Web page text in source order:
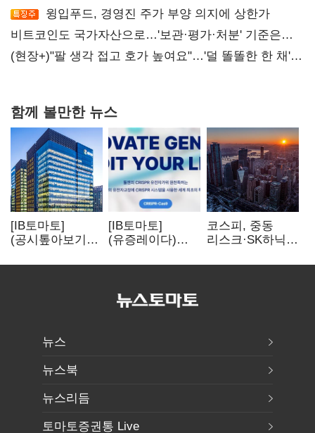
윙입푸드, 경영진 주가 부양 의지에 상한가
비트코인도 국가자산으로…'보관·평가·처분' 기준은
숙제
(현장+)"팔 생각 접고 호가 높여요"…'덜 똘똘한 한 채'
함께 볼만한 뉴스
[IB토마토]
(공시톺아보기)
바로 매출로
[IB토마토]
(유증레이다)
3분의 1 토막…
비용부터 챙긴다
코스피, 중동
리스크·SK하닉
뒷걸음
뉴스
뉴스북
뉴스리듬
토마토증권통 Live